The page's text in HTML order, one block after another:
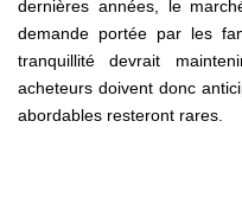
dernières années, le
demande portée par les
tranquillité devrait
acheteurs doivent donc
abordables resteront rares.